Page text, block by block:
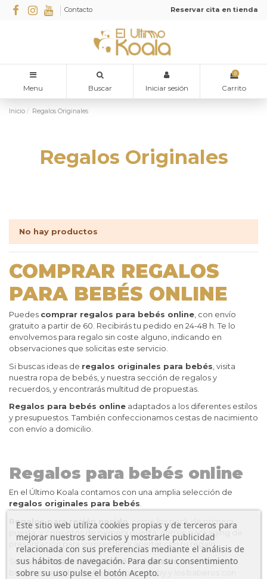
Contacto Reservar cita en tienda
Menu Buscar Iniciar sesión
0
Carrito
Inicio Regalos Originales
Regalos Originales
No hay productos
COMPRAR REGALOS
PARA BEBÉS ONLINE
Puedes comprar regalos para bebés online, con envío
gratuito a partir de 60. Recibirás tu pedido en 24-48 h. Te lo
envolvemos para regalo sin coste alguno, indicando en
observaciones que solicitas este servicio.
Si buscas ideas de regalos originales para bebés , visita
nuestra ropa de bebés, y nuestra sección de regalos y
recuerdos, y encontrarás multitud de propuestas.
Regalos para bebés online adaptados a los diferentes estilos
y presupuestos. También confeccionamos cestas de nacimiento
con envío a domicilio.
Regalos para bebés online
En el Último Koala contamos con una amplia selección de
regalos originales para bebés.
Regalos para recién nacido
, como los pack de primera
puesta, y conjuntos de primera puesta, con un packaging de
presentación para sorprender y acertar con tu regalo.
Si buscasregalos para bebés originales, los divertidos
bodies para bebé de Rocky Horror Baby y los baberos con
Este sitio web utiliza cookies propias y de terceros para
mejorar nuestros servicios y mostrarle publicidad
relacionada con sus preferencias mediante el análisis de
sus hábitos de navegación. Para dar su consentimiento
sobre su uso pulse el botón Acepto.